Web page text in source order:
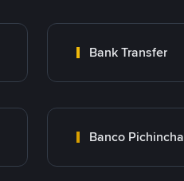
Bank Transfer
Banco Pichincha